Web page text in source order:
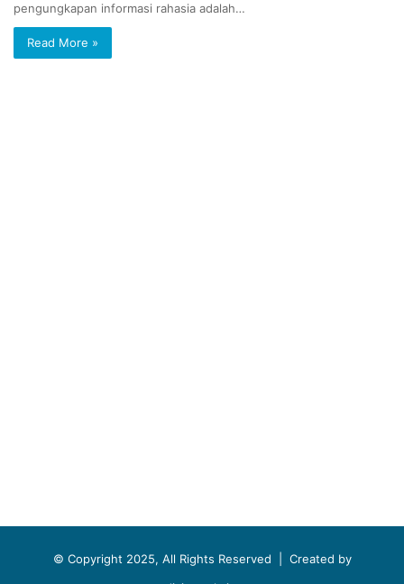
pengungkapan informasi rahasia adalah…
Read More »
© Copyright 2025, All Rights Reserved | Created by